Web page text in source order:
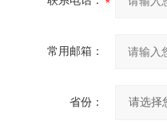
常用邮箱：
省份：